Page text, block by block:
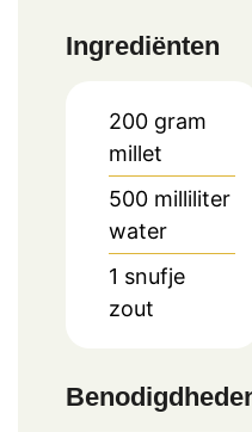
Ingrediënten
200 gram
millet
500 milliliter
water
1 snufje
zout